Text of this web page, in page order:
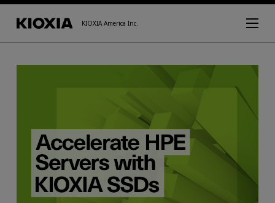
KIOXIA America Inc.